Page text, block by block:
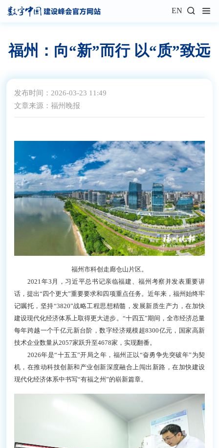
EN
福州：向“新”而行 以“质”致远
发布时间：2026-03-23 11:49
文章来源：福州晚报
2021年3月，习近平总书记亲临福建、福州考察并
发表重要讲话，提出“四个更大”重要要求和四项重点任
务。近年来，福州始终牢记嘱托，坚持“3820”战略工程
思想精髓，发展新质生产力，在加快建设现代化经济体
系上取得更大进步。“十四五”期间，全市经济总量每年
跨越一个千亿元新台阶，数字经济规模超8300亿元，国
家高新技术企业数量从2057家跃升至4678家，实现翻
2026年是“十五五”开局之年，福州正以“奋勇争先突
破年”为契机，在推动科技创新和产业创新深度融合上
闯出新路，在加快建设现代化经济体系中书写“有福之